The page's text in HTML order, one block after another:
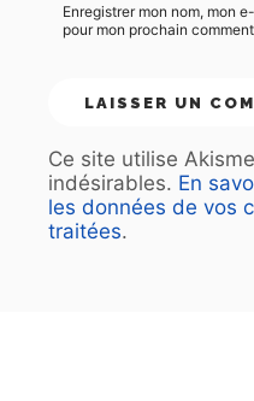
Enregistrer mon nom, mon
pour mon prochain
Ce site utilise
indésirables. En
les données de vos
traitées.